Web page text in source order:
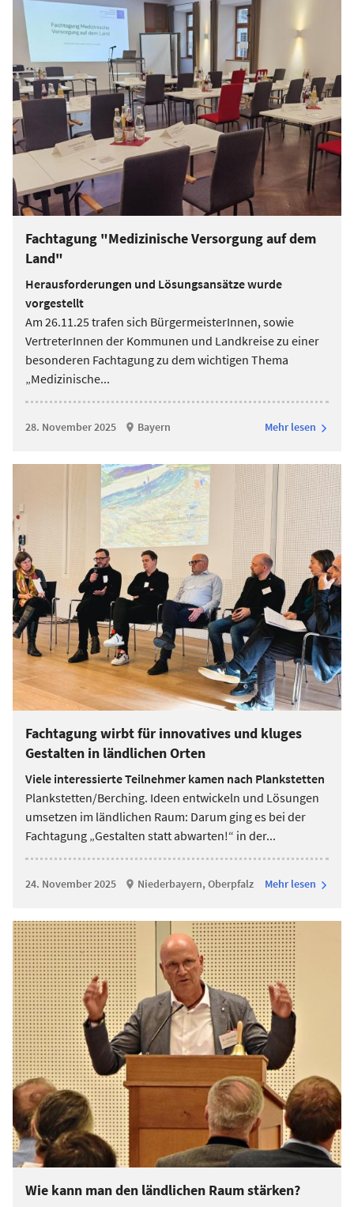
Fachtagung "Medizinische Versorgung auf dem
Land"
Herausforderungen und Lösungsansätze wurde
vorgestellt
Am 26.11.25 trafen sich BürgermeisterInnen, sowie
VertreterInnen der Kommunen und Landkreise zu einer
besonderen Fachtagung zu dem wichtigen Thema
„Medizinische...
28. November 2025 Bayern Mehr lesen
Fachtagung wirbt für innovatives und kluges
Gestalten in ländlichen Orten
Viele interessierte Teilnehmer kamen nach Plankstetten
Plankstetten/Berching. Ideen entwickeln und Lösungen
umsetzen im ländlichen Raum: Darum ging es bei der
Fachtagung „Gestalten statt abwarten!“ in der...
24. November 2025 Niederbayern, Oberpfalz Mehr lesen
Wie kann man den ländlichen Raum stärken?